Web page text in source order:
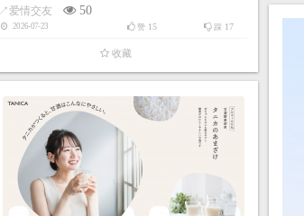
↗爱情交友 50
2026-07-23 踩 17
赞15
收藏
张Jason Bergh-导演、摄影师、制片人！
: 9010593
个人网站 162
2026-02-26 踩 43
赞